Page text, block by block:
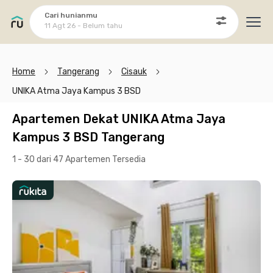
Cari hunianmu
11 Agt 26 - Belum tahu
Home Tangerang
Cisauk
UNIKA Atma Jaya Kampus 3 BSD
Apartemen Dekat UNIKA Atma Jaya
Kampus 3 BSD Tangerang
1 - 30 dari 47 Apartemen Tersedia